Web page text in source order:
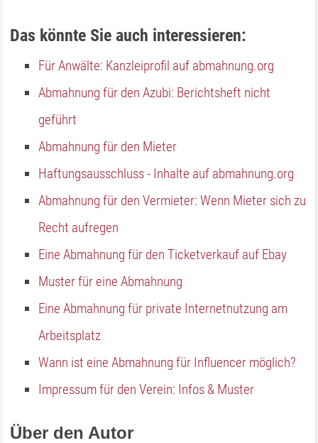
Das könnte Sie auch interessieren:
Für Anwälte: Kanzleiprofil auf abmahnung.org
Abmahnung für den Azubi: Berichtsheft nicht
geführt
Abmahnung für den Mieter
Haftungsausschluss - Inhalte auf abmahnung.org
Abmahnung für den Vermieter: Wenn Mieter sich zu
Recht aufregen
Eine Abmahnung für den Ticketverkauf auf Ebay
Muster für eine Abmahnung
Eine Abmahnung für private Internetnutzung am
Arbeitsplatz
Wann ist eine Abmahnung für Influencer möglich?
Impressum für den Verein: Infos & Muster
Über den Autor